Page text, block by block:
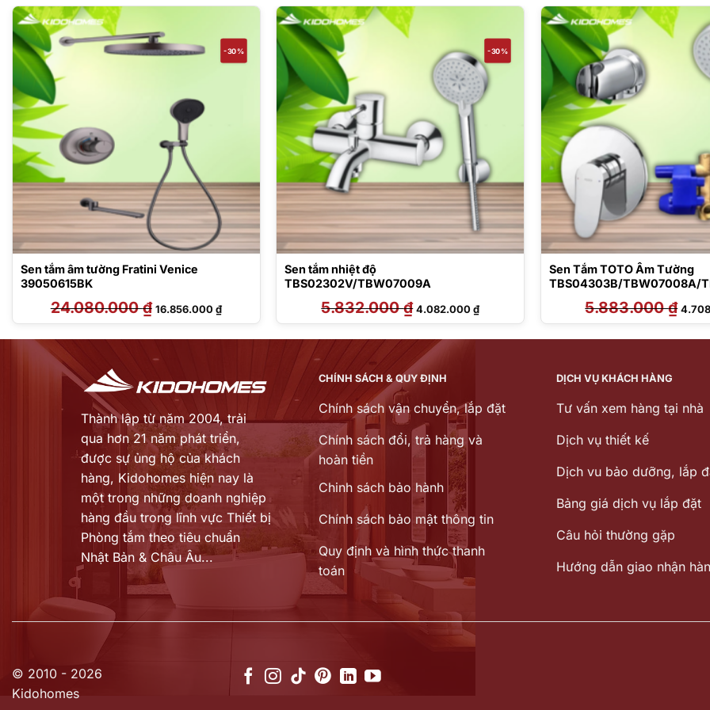
-30%
Sen tắm âm tường Fratini Venice
39050615BK
24.080.000₫ Giá
gốc
là:
16.856.000₫Giá
hiện
tại
16.856.000 ₫.
-30%
Sen tắm nhiệt độ
TBS02302V/TBW07009A
5.832.000₫ Giá
gốc
là:
4.082.000₫Giá
hiện
tại
4.082.000 ₫.
Sen Tắm TOTO Âm Tường
TBS04303B/TBW07008A/
5.883.000₫ Giá
gốc
là:
₫.
Thành lập từ năm 2004, trải
qua hơn 21 năm phát triển,
được sự ủng hộ của khách
hàng, Kidohomes hiện nay là
một trong những doanh nghiệp
hàng đầu trong lĩnh vực Thiết bị
Phòng tắm theo tiêu chuẩn
Nhật Bản & Châu Âu...
CHÍNH SÁCH & QUY ĐỊNH
Chính sách vận chuyển, lắp đặt
Chính sách đổi, trả hàng và
hoàn tiền
Chinh sách bảo hành
Chính sách bảo mật thông tin
Quy định và hình thức thanh
toán
DỊCH VỤ KHÁCH HÀNG
Tư vấn xem hàng tại nhà
Dịch vụ thiết kế
Dịch vu bảo dưỡng, lắp
Bảng giá dịch vụ lắp đặt
Câu hỏi thường gặp
Hướng dẫn giao nhận
© 2010 - 2026
Kidohomes